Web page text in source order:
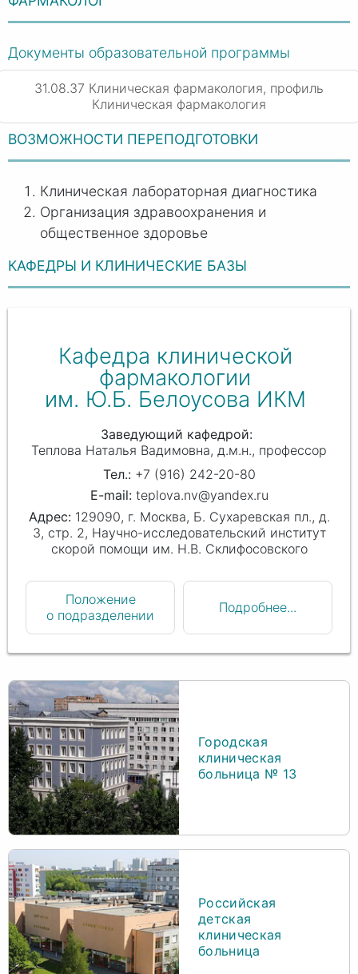
Документы образовательной программы
31.08.37 Клиническая фармакология, профиль
Клиническая фармакология
ВОЗМОЖНОСТИ ПЕРЕПОДГОТОВКИ
Клиническая лабораторная диагностика
Организация здравоохранения и
общественное здоровье
КАФЕДРЫ И КЛИНИЧЕСКИЕ БАЗЫ
Кафедра клинической
фармакологии
им. Ю.Б. Белоусова ИКМ
Заведующий кафедрой
Теплова Наталья Вадимовна д.м.н., профессор
+7 (916) 242-20-80
teplova.nv@yandex.ru
129090, г. Москва, Б. Сухаревская пл., д.
3, стр. 2, Научно-исследовательский институт
скорой помощи им. Н.В. Склифосовского
Положение
о подразделении
Подробнее...
Городская
клиническая
больница № 13
Российская
детская
клиническая
больница